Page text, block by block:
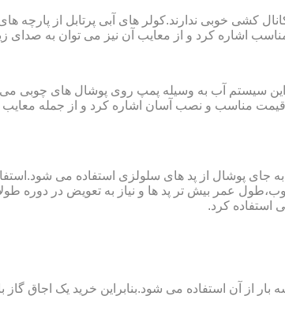
های کوچک تا ۲۰ مربع به کار می رود که کانال کشی خوبی ندارند.کولر
اشاره کرد و از معایب آن نیز می توان به صدای
این سیستم آب به وسیله پمپ روی پوشال های چوبی
مناسب و نصب آسان اشاره کرد و از جمله معایب
به جای پوشال از پد های سلولزی استفاده می
عمر بیش تر پد ها و نیاز به تعویض در دوره
استفاده کرد.
از آن استفاده می شود.بنابراین خرید یک اجاق